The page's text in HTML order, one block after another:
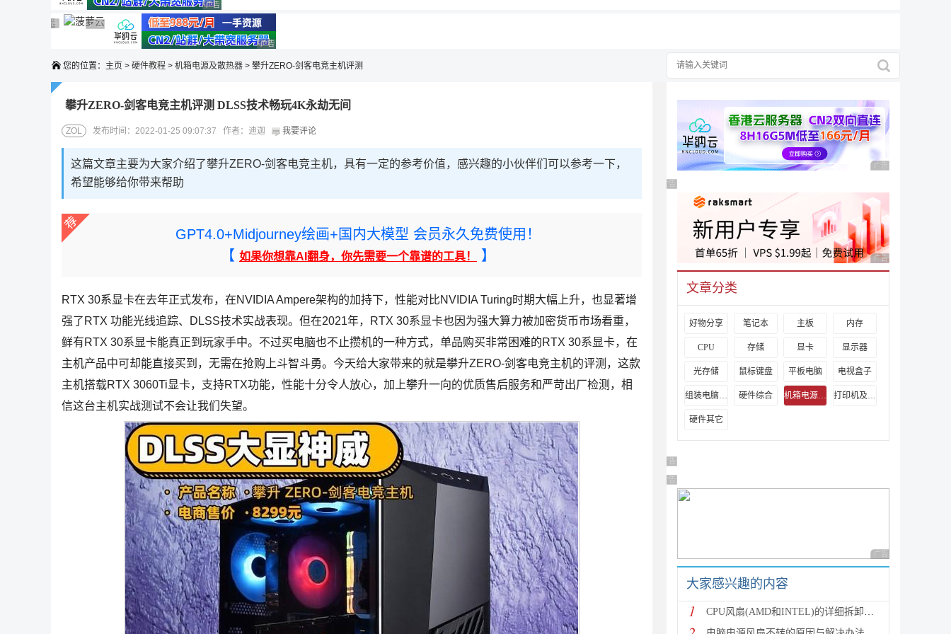
广告 商业广告，理性选择
广告 商业广告，理性选择
广告 商业广告，理性选择
广告 商业广告，理性选择广告 商业广告，理性选择
广告 商业广告，理性选择
您的位置： 主页 > 硬件教程 > 机箱电源及散热器 > 攀升ZERO-剑客电竞主机评测
攀升ZERO-剑客电竞主机评测 DLSS技术畅玩4K永劫无间
ZOL 发布时间：2022-01-25 09:07:37 作者：迪迦 我要评论
这篇文章主要为大家介绍了攀升ZERO-剑客电竞主机，具有一定的参考价值，感兴趣的小伙伴们可以参考一下，
希望能够给你带来帮助
GPT4.0+Midjourney绘画+国内大模型 会员永久免费使用！
【 如果你想靠AI翻身，你先需要一个靠谱的工具！ 】
RTX 30系显卡在去年正式发布，在NVIDIA Ampere架构的加持下，性能对比NVIDIA Turing时期大幅上升，也显著增
强了RTX 功能光线追踪、DLSS技术实战表现。但在2021年，RTX 30系显卡也因为强大算力被加密货币市场看重，
鲜有RTX 30系显卡能真正到玩家手中。不过买电脑也不止攒机的一种方式，单品购买非常困难的RTX 30系显卡，在
主机产品中可却能直接买到，无需在抢购上斗智斗勇。今天给大家带来的就是攀升ZERO-剑客电竞主机的评测，这款
主机搭载RTX 3060Ti显卡，支持RTX功能，性能十分令人放心，加上攀升一向的优质售后服务和严苛出厂检测，相
信这台主机实战测试不会让我们失望。
广告 商业广告，理性
广告 商业广告，理性选择
广告 商业广告，理性
文章分类
好物分享 笔记本 主板 内存
CPU 存储 显卡 显示器
光存储 鼠标键盘 平板电脑 电视盒子
组装电脑教程 硬件综合 机箱电源及散热器 打印机及其它外设
硬件其它
广告 商业广告，理性选择
广告 商业广告，理性选择
广告 商业广告，理性
大家感兴趣的内容
1 CPU风扇(AMD和INTEL)的详细拆卸和安装方法(图文教程)